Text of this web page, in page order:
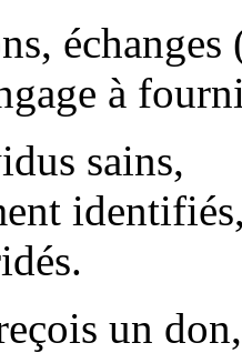
échanges
à
sains,
un